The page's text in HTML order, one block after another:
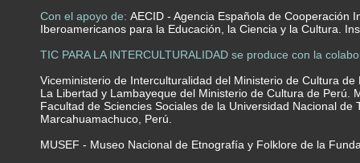
Con el apoyo de: AECID - Agencia Española de Cooperación
Iberoamericanos para la Educación, la Ciencia y la Cultura .
TIC PARA LA INTERCULTURALIDAD se produce con la
Viceministerio de Interculturalidad del Ministerio de Cultura
La Libertad y Lambayeque del Ministerio de Cultura de Perú.
Facultad de Sciencies Sociales de la Universidad Nacional
Marcahuamachuco, Perú.
MUSEF - Museo Nacional de Etnografía y Folklore de la